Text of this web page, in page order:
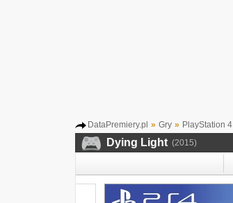
DataPremiery.pl » Gry » PlayStation 4
Dying Light (2015)